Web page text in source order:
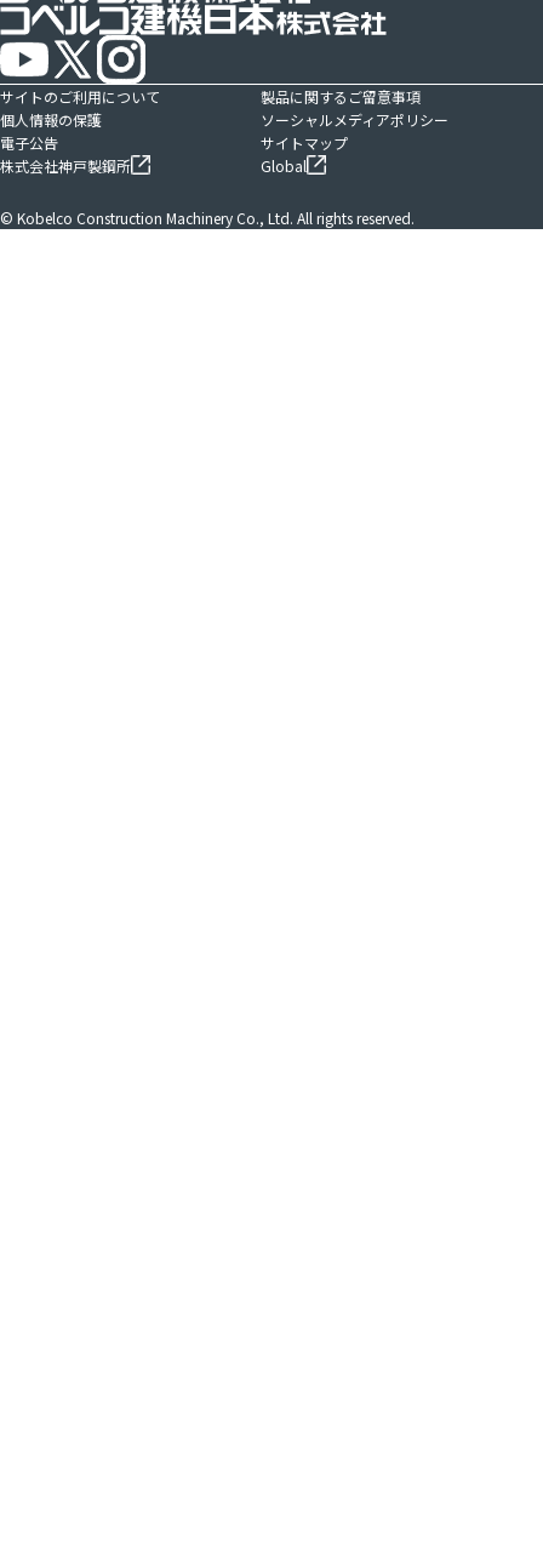
サイトのご利用について
製品に関するご留意事項
個人情報の保護
ソーシャルメディアポリシー
電子公告
サイトマップ
株式会社神戸製鋼所
Global
© Kobelco Construction Machinery Co., Ltd. All rights reserved.